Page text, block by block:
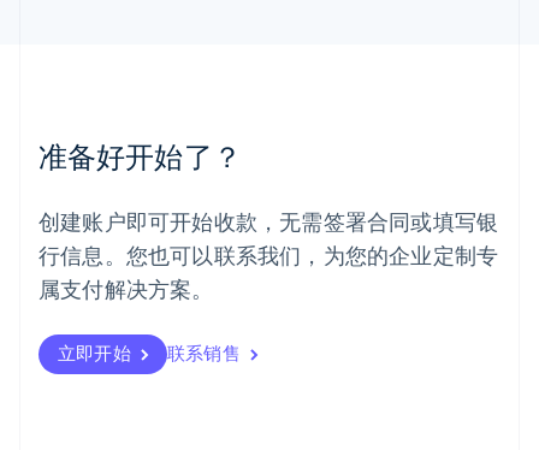
准备好开始了？
创建账户即可开始收款，无需签署合同或填写银
行信息。您也可以联系我们，为您的企业定制专
属支付解决方案。
立即开始 联系销售
挪威
葡萄牙
Português English
日本
日本語English
瑞典
瑞士
DeutschFrançais